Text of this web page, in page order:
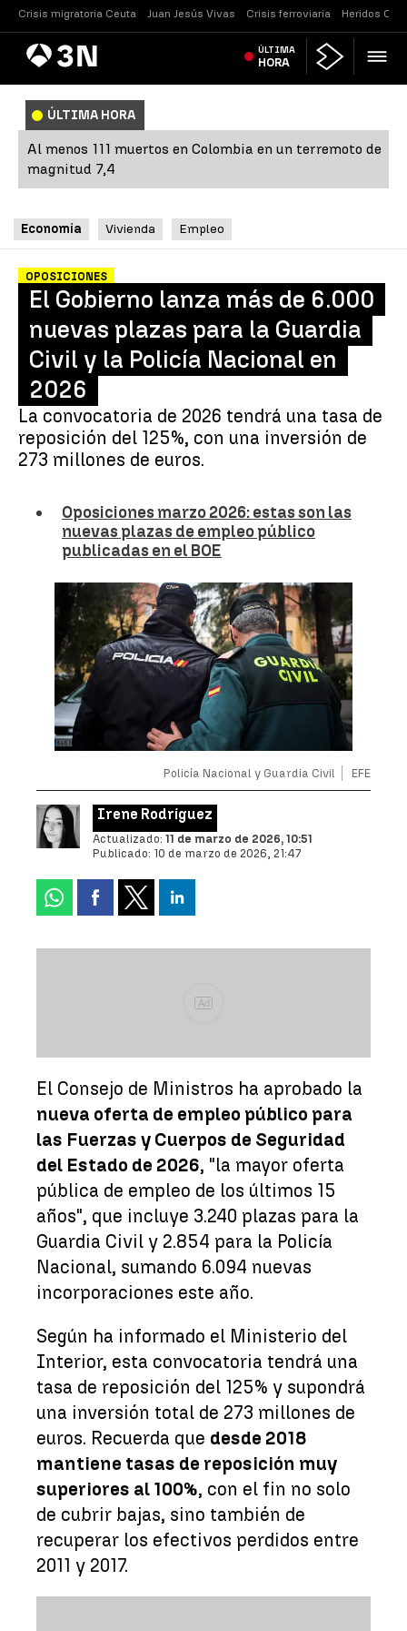
Crisis migratoria Ceuta Juan Jesús Vivas Crisis ferroviaria Heridos
AntenaNoticias ÚLTIMA
HORA
ÚLTIMA HORA
Al menos 111 muertos en Colombia en un terremoto de
magnitud 7,4
Economía Vivienda Empleo
OPOSICIONES
El Gobierno lanza más de 6.000
nuevas plazas para la Guardia
Civil y la Policía Nacional en
2026
La convocatoria de 2026 tendrá una tasa de
reposición del 125%, con una inversión de
273 millones de euros.
Oposiciones marzo 2026: estas son las
nuevas plazas de empleo público
publicadas en el BOE
Policía Nacional y Guardia Civil EFE
Irene Rodríguez
Actualizado:11 de marzo de 2026, 10:51
Publicado: 10 de marzo de 2026, 21:47
Ad
El Consejo de Ministros ha aprobado la
nueva oferta de empleo público para
las Fuerzas y Cuerpos de Seguridad
del Estado de 2026, "la mayor oferta
pública de empleo de los últimos 15
años", que incluye 3.240 plazas para la
Guardia Civil y 2.854 para la Policía
Nacional, sumando 6.094 nuevas
incorporaciones este año.
Según ha informado el Ministerio del
Interior, esta convocatoria tendrá una
tasa de reposición del 125% y supondrá
una inversión total de 273 millones de
euros. Recuerda que desde 2018
mantiene tasas de reposición muy
superiores al 100%, con el fin no solo
de cubrir bajas, sino también de
recuperar los efectivos perdidos entre
2011 y 2017.